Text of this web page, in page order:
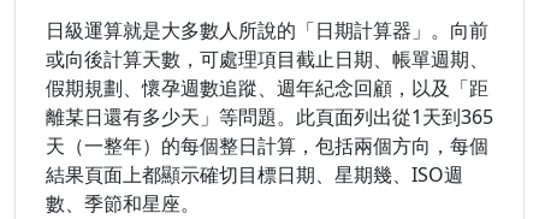
日級運算就是大多數人所說的「日期計算器」。向前
或向後計算天數，可處理項目截止日期、帳單週期、
假期規劃、懷孕週數追蹤、週年紀念回顧，以及「距
離某日還有多少天」等問題。此頁面列出從1天到365
天（一整年）的每個整日計算，包括兩個方向，每個
結果頁面上都顯示確切目標日期、星期幾、ISO週
數、季節和星座。